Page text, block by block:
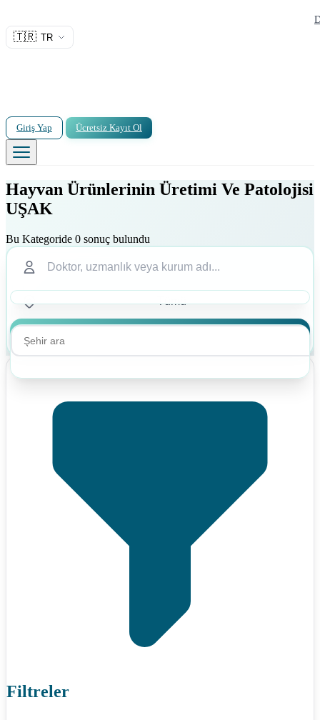
🇹🇷 TR
Giriş Yap Ücretsiz Kayıt Ol
Hayvan Ürünlerinin Üretimi Ve Patolojisi
UŞAK
Bu Kategoride 0 sonuç bulundu
Filtreler